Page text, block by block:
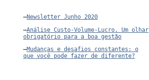
–Newsletter Junho 2020
–Análise Custo-Volume-Lucro. Um olhar
obrigatório para a boa gestão
–Mudanças e desafios constantes: o
que você pode fazer de diferente?